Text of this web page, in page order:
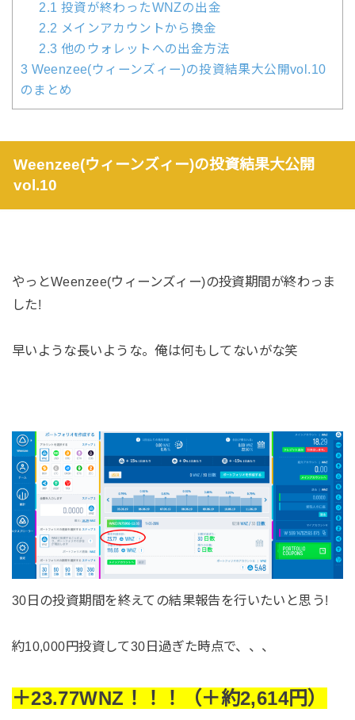
2.1 投資が終わったWNZの出金
2.2 メインアカウントから換金
2.3 他のウォレットへの出金方法
3 Weenzee(ウィーンズィー)の投資結果大公開vol.10
のまとめ
Weenzee(ウィーンズィー)の投資結果大公開
vol.10
やっとWeenzee(ウィーンズィー)の投資期間が終わっま
した!
早いような長いような。俺は何もしてないがな笑
30日の投資期間を終えての結果報告を行いたいと思う!
約10,000円投資して30日過ぎた時点で、、、
＋23.77WNZ！！！（＋約2,614円）